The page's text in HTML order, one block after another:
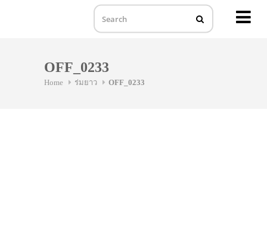
OFF_0233
Home ร่มยาว OFF_0233